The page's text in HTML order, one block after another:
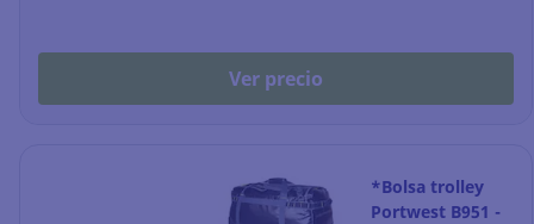
Ver precio
*Bolsa trolley
Portwest B951 -